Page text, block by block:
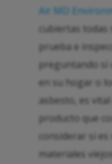
Air MD
cubiertas
prueba e
preguntando si
en su hogar o
asbesto, es
producto que
considerar si
materiales